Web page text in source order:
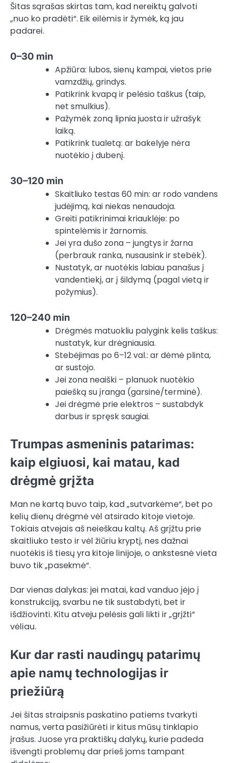
Šitas sąrašas skirtas tam, kad nereiktų galvoti
„nuo ko pradėti“. Eik eilėmis ir žymėk, ką jau
padarei.
0–30 min
Apžiūra: lubos, sienų kampai, vietos prie
vamzdžių, grindys.
Patikrink kvapą ir pelėsio taškus (taip,
net smulkius).
Pažymėk zoną lipnia juosta ir užrašyk
laiką.
Patikrink tualetą: ar bakelyje nėra
nuotėkio į dubenį.
30–120 min
Skaitliuko testas 60 min: ar rodo vandens
judėjimą, kai niekas nenaudoja.
Greiti patikrinimai kriauklėje: po
spintelėmis ir žarnomis.
Jei yra dušo zona – jungtys ir žarna
(perbrauk ranka, nusausink ir stebėk).
Nustatyk, ar nuotėkis labiau panašus į
vandentiekį, ar į šildymą (pagal vietą ir
požymius).
120–240 min
Drėgmės matuokliu palygink kelis taškus:
nustatyk, kur drėgniausia.
Stebėjimas po 6–12 val.: ar dėmė plinta,
ar sustojo.
Jei zona neaiški – planuok nuotėkio
paiešką su įranga (garsinė/terminė).
Jei drėgmė prie elektros – sustabdyk
darbus ir spręsk saugiai.
Trumpas asmeninis patarimas:
kaip elgiuosi, kai matau, kad
drėgmė grįžta
Man ne kartą buvo taip, kad „sutvarkėme“, bet po
kelių dienų drėgmė vėl atsirado kitoje vietoje.
Tokiais atvejais aš neieškau kaltų. Aš grįžtu prie
skaitliuko testo ir vėl žiūriu kryptį, nes dažnai
nuotėkis iš tiesų yra kitoje linijoje, o ankstesnė vieta
buvo tik „pasekmė“.
Dar vienas dalykas: jei matai, kad vanduo įėjo į
konstrukciją, svarbu ne tik sustabdyti, bet ir
išdžiovinti. Kitu atveju pelėsis gali likti ir „grįžti“
vėliau.
Kur dar rasti naudingų patarimų
apie namų technologijas ir
priežiūrą
Jei šitas straipsnis paskatino patiems tvarkyti
namus, verta pasižiūrėti ir kitus mūsų tinklapio
įrašus. Juose yra praktiškų dalykų, kurie padeda
išvengti problemų dar prieš joms tampant